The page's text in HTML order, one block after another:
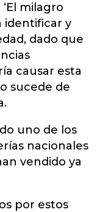
milagro
identificar y
dado que
causar esta
sucede de
uno de los
nacionales
vendido ya
por estos